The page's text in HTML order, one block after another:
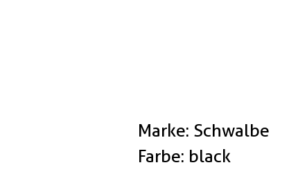
Marke: Schwalbe
Farbe: black